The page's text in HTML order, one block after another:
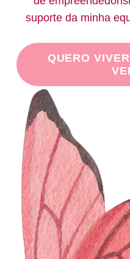
suporte da minha
QUERO